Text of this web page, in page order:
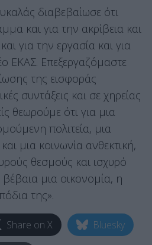
διαβεβαίωσε ότι
και για την ακρίβεια και
για την εργασία και για
ΕΚΑΣ. Επεξεργαζόμαστε
της εισφοράς
συντάξεις και σε χηρείας
θεωρούμε ότι για μια
πολιτεία, μια
μια κοινωνία ανθεκτική,
θεσμούς και ισχυρό
βέβαια μια οικονομία, η
της».
Share on X Bluesky